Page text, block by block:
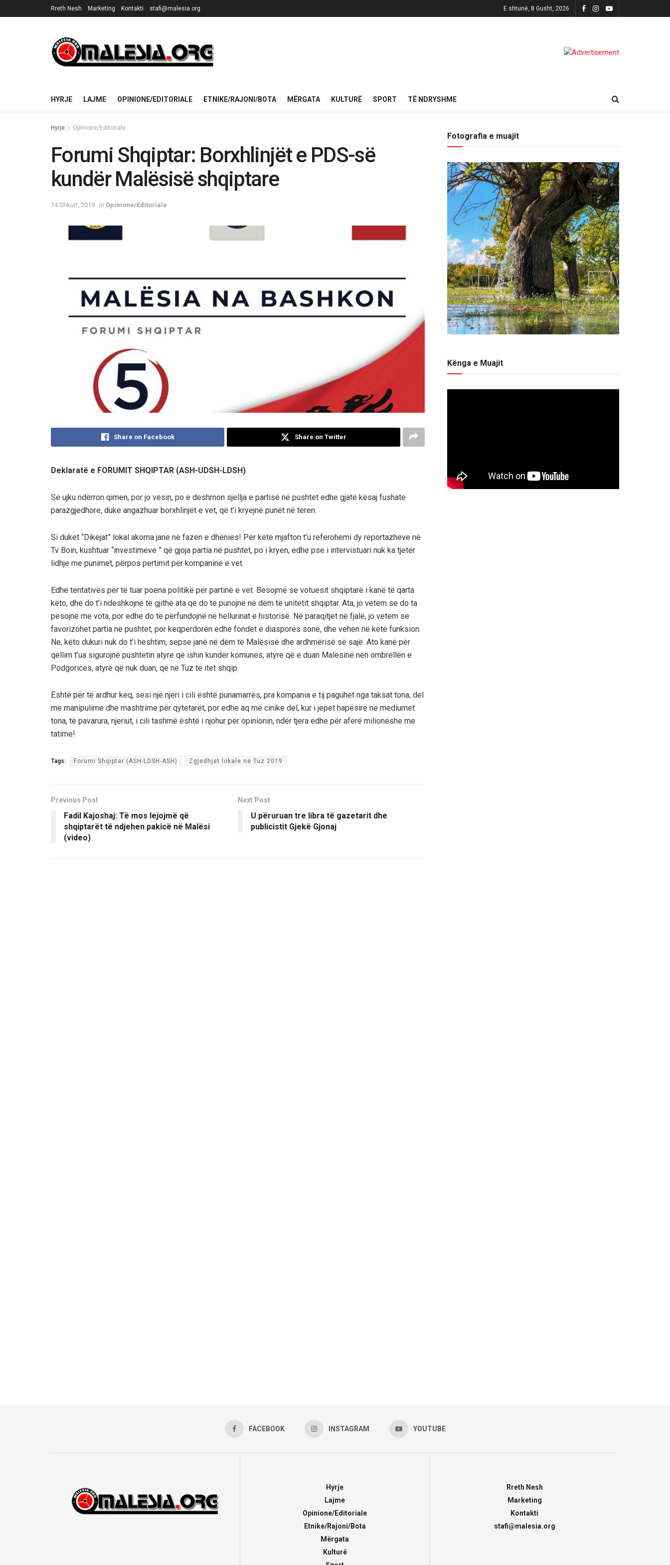
Rreth Nesh Marketing Kontakti stafi@malesia.org E shtunë, 8 Gusht, 2026
HYRJE LAJME OPINIONE/EDITORIALE ETNIKE/RAJONI/BOTA MËRGATA KULTURË SPORT TË NDRYSHME
Hyrje Opinione/Editoriale
Forumi Shqiptar: Borxhlinjët e PDS-së
kundër Malësisë shqiptare
14 Shkurt, 2019 in Opinione/Editoriale
Share on Facebook Share on Twitter
Deklaratë e FORUMIT SHQIPTAR (ASH-UDSH-LDSH)
Se ujku ndërron qimen, por jo vesin, po e deshmon sjellja e partisë në pushtet edhe gjatë kësaj fushate
parazgjedhore, duke angazhuar borxhlinjët e vet, që t’i kryejnë punët në teren.
Si duket “Dikejat” lokal akoma janë në fazën e dhënies! Për këtë mjafton t’u referohemi dy reportazheve në
Tv Boin, kushtuar “investimeve ” që gjoja partia në pushtet, po i kryen, edhe pse i intervistuari nuk ka tjetër
lidhje me punimet, përpos pertimit për kompaninë e vet.
Edhe tentativës për të tuar poena politikë për partinë e vet. Besojmë se votuesit shqiptarë i kanë të qarta
këto, dhe do t’i ndeshkojnë të gjithë ata që do të punojnë në dëm të unitetit shqiptar. Ata, jo vetëm se do ta
pësojnë me vota, por edhe do të përfundojnë në hellurinat e historisë. Në paraqitjet në fjalë, jo vetem se
favorizohet partia në pushtet, por keqperdoren edhe fondet e diasporës sonë, dhe vehen në këtë funksion.
Ne, këto dukuri nuk do t’i heshtim, sepse janë në dëm të Malësisë dhe ardhmërisë së sajë. Ato kanë për
qellim t’ua sigurojnë pushtetin atyre që ishin kunder komunës, atyre që e duan Malësinë nën ombrellën e
Podgoricës, atyre që nuk duan, që në Tuz të itet shqip.
Është për të ardhur keq, sesi një njeri i cili është punamarrës, pra kompania e tij paguhet nga taksat tona, del
me manipulime dhe mashtrime për qytetarët, por edhe aq më cinike del, kur i jepet hapësirë në mediumet
tona, të pavarura, njeriut, i cili tashmë është i njohur për opinionin, ndër tjera edhe për aferë milionëshe me
tatime!
Tags: Forumi Shqiptar (ASH-LDSH-ASH) Zgjedhjet lokale në Tuz 2019
Previous Post
Fadil Kajoshaj: Të mos lejojmë që
shqiptarët të ndjehen pakicë në Malësi
(video)
Next Post
U përuruan tre libra të gazetarit dhe
publicistit Gjekë Gjonaj
Fotografia e muajit
Kënga e Muajit
FACEBOOK INSTAGRAM YOUTUBE
Hyrje
Lajme
Opinione/Editoriale
Etnike/Rajoni/Bota
Mërgata
Kulturë
Rreth Nesh
Marketing
Kontakti
stafi@malesia.org